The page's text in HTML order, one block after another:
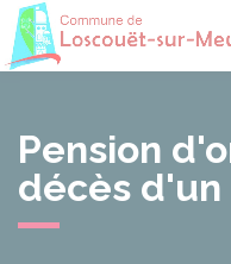
Pension
décès